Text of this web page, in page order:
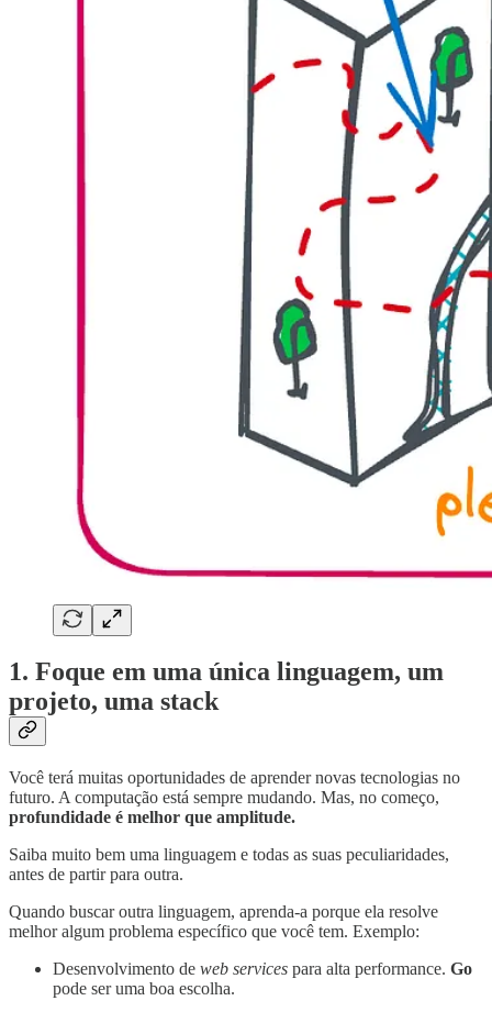
1. Foque em uma única linguagem, um
projeto, uma stack
Você terá muitas oportunidades de aprender novas tecnologias no
futuro. A computação está sempre mudando. Mas, no começo,
profundidade é melhor que amplitude.
Saiba muito bem uma linguagem e todas as suas peculiaridades,
antes de partir para outra.
Quando buscar outra linguagem, aprenda-a porque ela resolve
melhor algum problema específico que você tem. Exemplo:
Desenvolvimento de web services para alta performance. Go
pode ser uma boa escolha.